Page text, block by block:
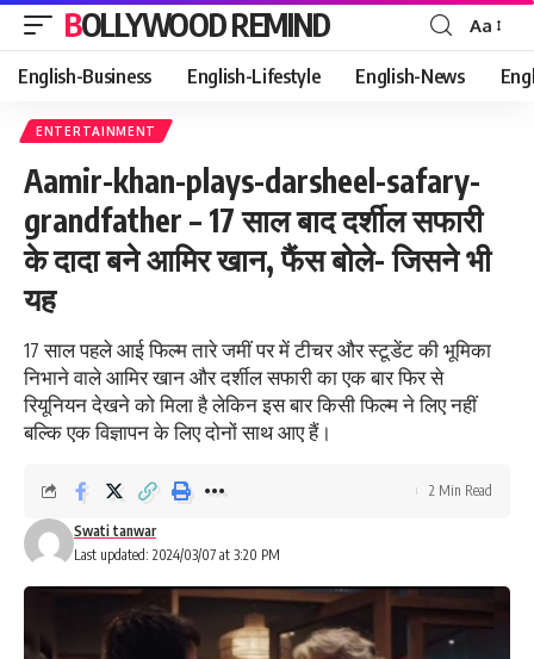
BOLLYWOOD REMIND
Font
Resizer
Aa
English-Business English-Lifestyle English-News
ENTERTAINMENT
Aamir-khan-plays-darsheel-safary-
grandfather – 17 साल बाद दर्शील सफारी
के दादा बने आमिर खान, फैंस बोले- जिसने भी
यह
17 साल पहले आई फिल्म तारे जमीं पर में टीचर और स्टूडेंट की भूमिका
निभाने वाले आमिर खान और दर्शील सफारी का एक बार फिर से
रियूनियन देखने को मिला है लेकिन इस बार किसी फिल्म ने लिए नहीं
बल्कि एक विज्ञापन के लिए दोनों साथ आए हैं।
Last updated: 2024/03/07 at 3:20 PM
Swati tanwar
2 Min Read